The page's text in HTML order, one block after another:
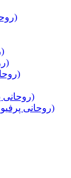
Ruhani Lal Mirch (روحانی لال مرچ)
Ruhani Mehndi (روحانی مہندی)
Ruhani Mirchain (روحانی مرچیں)
Ruhani Mom Batti (روحانی موم بتی)
Ruhani Perfume Oil (روحانی پرفیوم آئل)
Ruhani Perfume Spray (روحانی پرفیوم سپرے)